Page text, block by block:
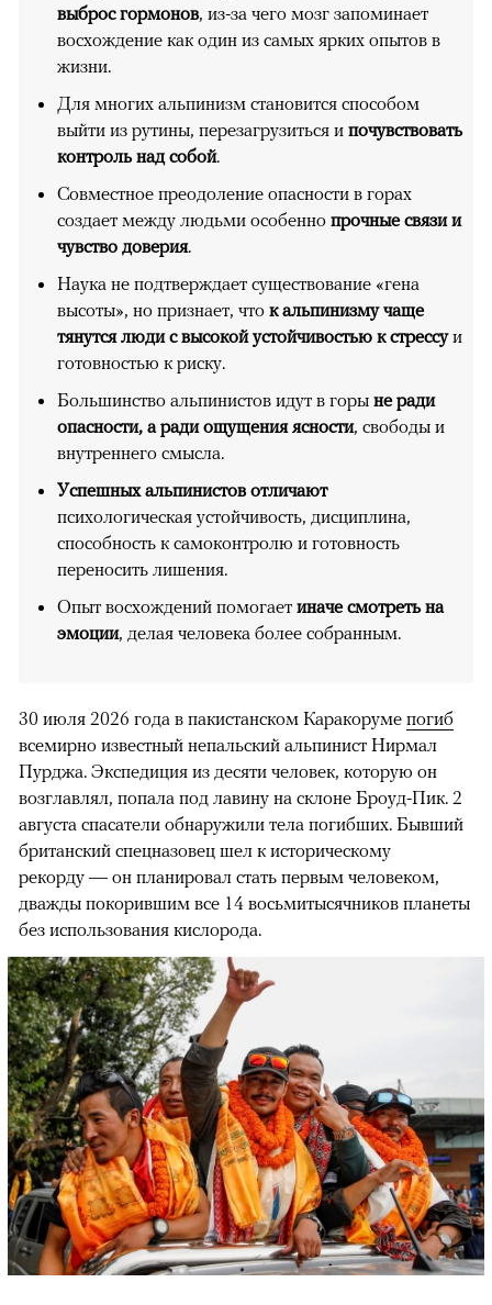
выброс гормонов, из-за чего мозг запоминает
восхождение как один из самых ярких опытов в
жизни.
Для многих альпинизм становится способом
выйти из рутины, перезагрузиться и почувствовать
контроль над собой.
Совместное преодоление опасности в горах
создает между людьми особенно прочные связи и
чувство доверия.
Наука не подтверждает существование «гена
высоты», но признает, что к альпинизму чаще
тянутся люди с высокой устойчивостью к стрессуи
готовностью к риску.
Большинство альпинистов идут в горы не ради
опасности, а ради ощущения ясности, свободы и
внутреннего смысла.
Успешных альпинистов отличают
психологическая устойчивость, дисциплина,
способность к самоконтролю и готовность
переносить лишения.
Опыт восхождений помогает иначе смотреть на
эмоции, делая человека более собранным.
30 июля 2026 года в пакистанском Каракоруме погиб
всемирно известный непальский альпинист Нирмал
Пурджа. Экспедиция из десяти человек, которую он
возглавлял, попала под лавину на склоне Броуд-Пик. 2
августа спасатели обнаружили тела погибших. Бывший
британский спецназовец шел к историческому
рекорду — он планировал стать первым человеком,
дважды покорившим все 14 восьмитысячников планеты
без использования кислорода.